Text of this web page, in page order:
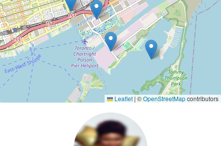
Leaflet | ©OpenStreetMapcontributors